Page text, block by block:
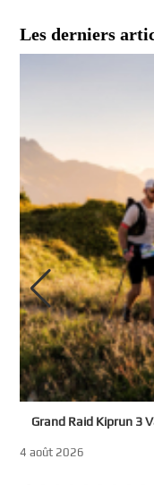
Les derniers
Grand Raid Kiprun 3
4 août 2026